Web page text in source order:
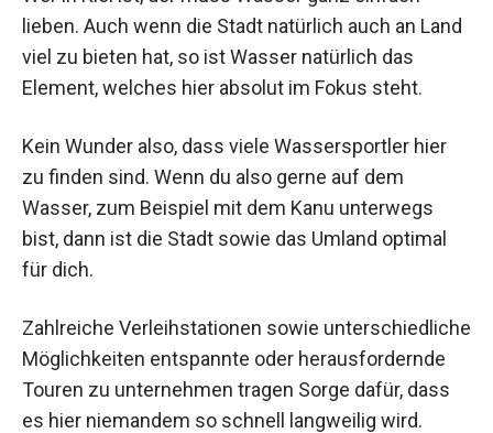
lieben. Auch wenn die Stadt natürlich auch an Land
viel zu bieten hat, so ist Wasser natürlich das
Element, welches hier absolut im Fokus steht.
Kein Wunder also, dass viele Wassersportler hier
zu finden sind. Wenn du also gerne auf dem
Wasser, zum Beispiel mit dem Kanu unterwegs
bist, dann ist die Stadt sowie das Umland optimal
für dich.
Zahlreiche Verleihstationen sowie unterschiedliche
Möglichkeiten entspannte oder herausfordernde
Touren zu unternehmen tragen Sorge dafür, dass
es hier niemandem so schnell langweilig wird.